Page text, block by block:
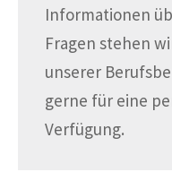
Informationen
Fragen stehen
unserer
gerne für eine
Verfügung.